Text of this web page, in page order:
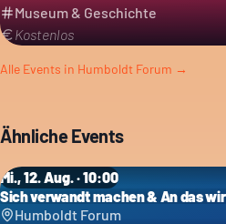
Museum & Geschichte
Kostenlos
Alle Events in Humboldt Forum →
Ähnliche Events
Mi., 12. Aug. · 10:00
Sich verwandt machen & An das
Humboldt Forum